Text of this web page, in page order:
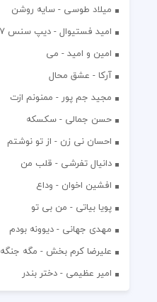
میلاد طوسی - سایه روشن
اميد فستيوال - ديپ سنس ۷
امین و امید - می
آرکا - عشق محال
مجید جم پور - ممنونم ازت
حسن جمالی - سکسکه
احسان نی زن - از تو نوشتم
دانیال تفرشی - قلب من
افشين اخوان - وداع
پویا بیاتی - من بی تو
مهدی جهانی - دیوونه بودم
علیرضا کرم بخش - مگه جنگه
امیر عظیمی - دختر بندر